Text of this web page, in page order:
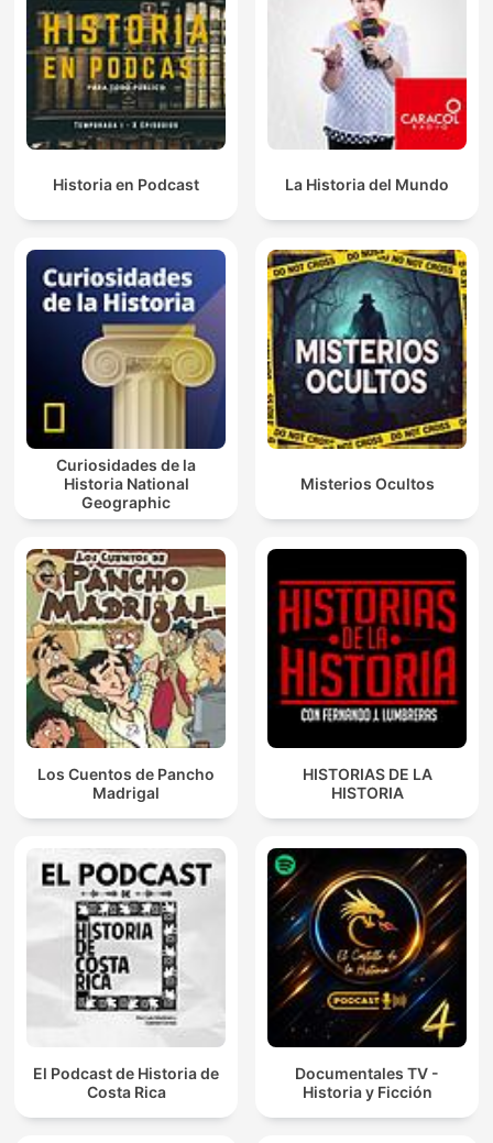
Historia en Podcast La Historia del Mundo
Curiosidades de la
Historia National
Geographic
Misterios Ocultos
Los Cuentos de Pancho
Madrigal
HISTORIAS DE LA
HISTORIA
El Podcast de Historia de
Costa Rica
Documentales TV -
Historia y Ficción